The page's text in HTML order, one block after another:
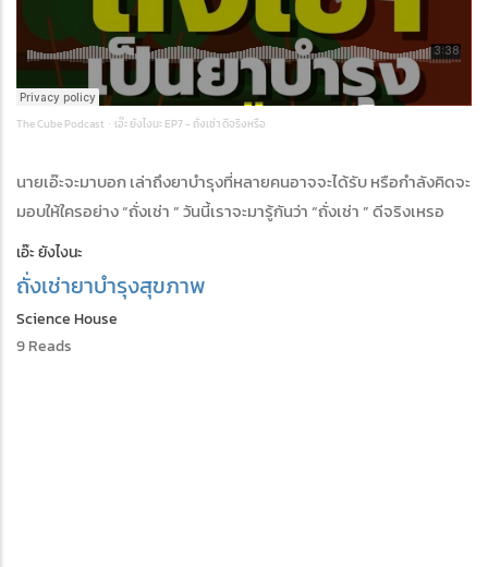
The Cube Podcast · เอ๊ะ ยังไงนะ EP7 - ถั่งเช่า ดีจริงหรือ
นายเอ๊ะจะมาบอก เล่าถึงยาบํารุงที่หลายคนอาจจะได้รับ หรือกําลังคิดจะ
มอบให้ใครอย่าง “ถั่งเช่า ” วันนี้เราจะมารู้กันว่า “ถั่งเช่า ” ดีจริงเหรอ
เอ๊ะ ยังไงนะ
ถั่งเช่ายาบำรุงสุขภาพ
Science House
9 Reads